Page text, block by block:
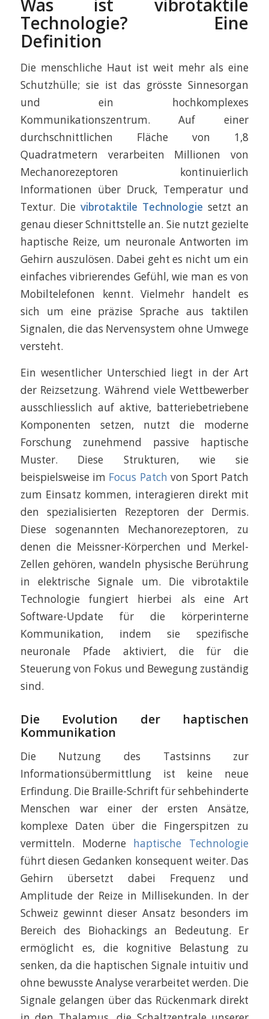
Was ist vibrotaktile
Technologie? Eine
Definition
Die menschliche Haut ist weit mehr als eine
Schutzhülle; sie ist das grösste Sinnesorgan
und ein hochkomplexes
Kommunikationszentrum. Auf einer
durchschnittlichen Fläche von 1,8
Quadratmetern verarbeiten Millionen von
Mechanorezeptoren kontinuierlich
Informationen über Druck, Temperatur und
Textur. Die vibrotaktile Technologie setzt an
genau dieser Schnittstelle an. Sie nutzt gezielte
haptische Reize, um neuronale Antworten im
Gehirn auszulösen. Dabei geht es nicht um ein
einfaches vibrierendes Gefühl, wie man es von
Mobiltelefonen kennt. Vielmehr handelt es
sich um eine präzise Sprache aus taktilen
Signalen, die das Nervensystem ohne Umwege
versteht.
Ein wesentlicher Unterschied liegt in der Art
der Reizsetzung. Während viele Wettbewerber
ausschliesslich auf aktive, batteriebetriebene
Komponenten setzen, nutzt die moderne
Forschung zunehmend passive haptische
Muster. Diese Strukturen, wie sie
beispielsweise im Focus Patch von Sport Patch
zum Einsatz kommen, interagieren direkt mit
den spezialisierten Rezeptoren der Dermis.
Diese sogenannten Mechanorezeptoren, zu
denen die Meissner-Körperchen und Merkel-
Zellen gehören, wandeln physische Berührung
in elektrische Signale um. Die vibrotaktile
Technologie fungiert hierbei als eine Art
Software-Update für die körperinterne
Kommunikation, indem sie spezifische
neuronale Pfade aktiviert, die für die
Steuerung von Fokus und Bewegung zuständig
sind.
Die Evolution der haptischen
Kommunikation
Die Nutzung des Tastsinns zur
Informationsübermittlung ist keine neue
Erfindung. Die Braille-Schrift für sehbehinderte
Menschen war einer der ersten Ansätze,
komplexe Daten über die Fingerspitzen zu
vermitteln. Moderne haptische Technologie
führt diesen Gedanken konsequent weiter. Das
Gehirn übersetzt dabei Frequenz und
Amplitude der Reize in Millisekunden. In der
Schweiz gewinnt dieser Ansatz besonders im
Bereich des Biohackings an Bedeutung. Er
ermöglicht es, die kognitive Belastung zu
senken, da die haptischen Signale intuitiv und
ohne bewusste Analyse verarbeitet werden. Die
Signale gelangen über das Rückenmark direkt